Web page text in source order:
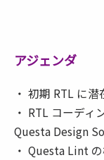
アジェンダ
・ 初期 RTL に
・ RTL コーディ
Questa Design
・ Questa Lint